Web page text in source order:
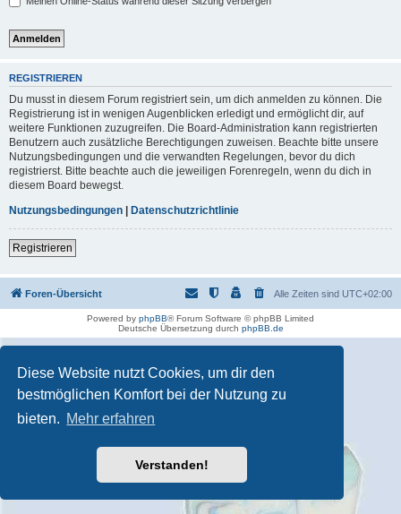
Diese Website nutzt Cookies, um dir den
bestmöglichen Komfort bei der Nutzung zu
bieten. Mehr erfahren
Verstanden!
REGISTRIEREN
Du musst in diesem Forum registriert sein, um dich anmelden zu können. Die
Registrierung ist in wenigen Augenblicken erledigt und ermöglicht dir, auf
weitere Funktionen zuzugreifen. Die Board-Administration kann registrierten
Benutzern auch zusätzliche Berechtigungen zuweisen. Beachte bitte unsere
Nutzungsbedingungen und die verwandten Regelungen, bevor du dich
registrierst. Bitte beachte auch die jeweiligen Forenregeln, wenn du dich in
diesem Board bewegst.
Nutzungsbedingungen | Datenschutzrichtlinie
Registrieren
Foren-Übersicht Alle Zeiten sind UTC+02:00
Powered by phpBB® Forum Software © phpBB Limited
Deutsche Übersetzung durch phpBB.de